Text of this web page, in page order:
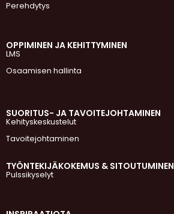
Perehdytys
OPPIMINEN JA KEHITTYMINEN
LMS
Osaamisen hallinta
SUORITUS- JA TAVOITEJOHTAMINEN
Kehityskeskustelut
Tavoitejohtaminen
TYÖNTEKIJÄKOKEMUS & SITOUTUMINEN
Pulssikyselyt